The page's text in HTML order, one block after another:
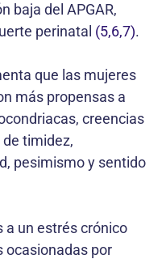
baja del APGAR,
perinatal (5,6,7).
que las mujeres
más propensas a
creencias
timidez,
pesimismo y sentido
a un estrés crónico
ocasionadas por